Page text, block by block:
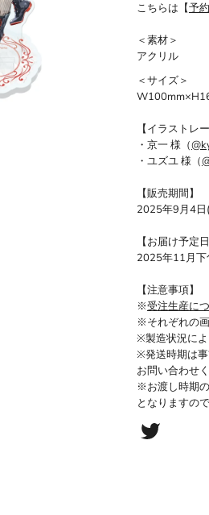
こちらは【予
＜素材＞
アクリル
＜サイズ＞
【イラストレ
・京一 様（
・ユズユ 様（
【販売期間】
2025年9月4
【お届け予定日
2025年11月下
【注意事項】
※受注生産に
※それぞれの
※製造状況によ
※発送時期は
お問い合わせく
※お渡し時期
となりますの